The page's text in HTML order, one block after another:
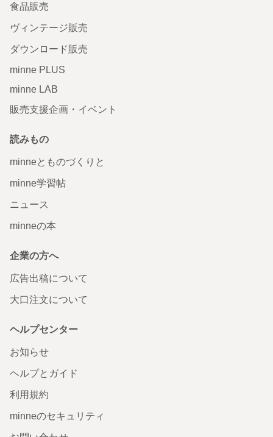
食品販売
ヴィンテージ販売
ダウンロード販売
minne PLUS
minne LAB
販売支援企画・イベント
読みもの
minneとものづくりと
minne学習帖
ニュース
minneの本
企業の方へ
広告出稿について
大口注文について
ヘルプセンター
お知らせ
ヘルプとガイド
利用規約
minneのセキュリティ